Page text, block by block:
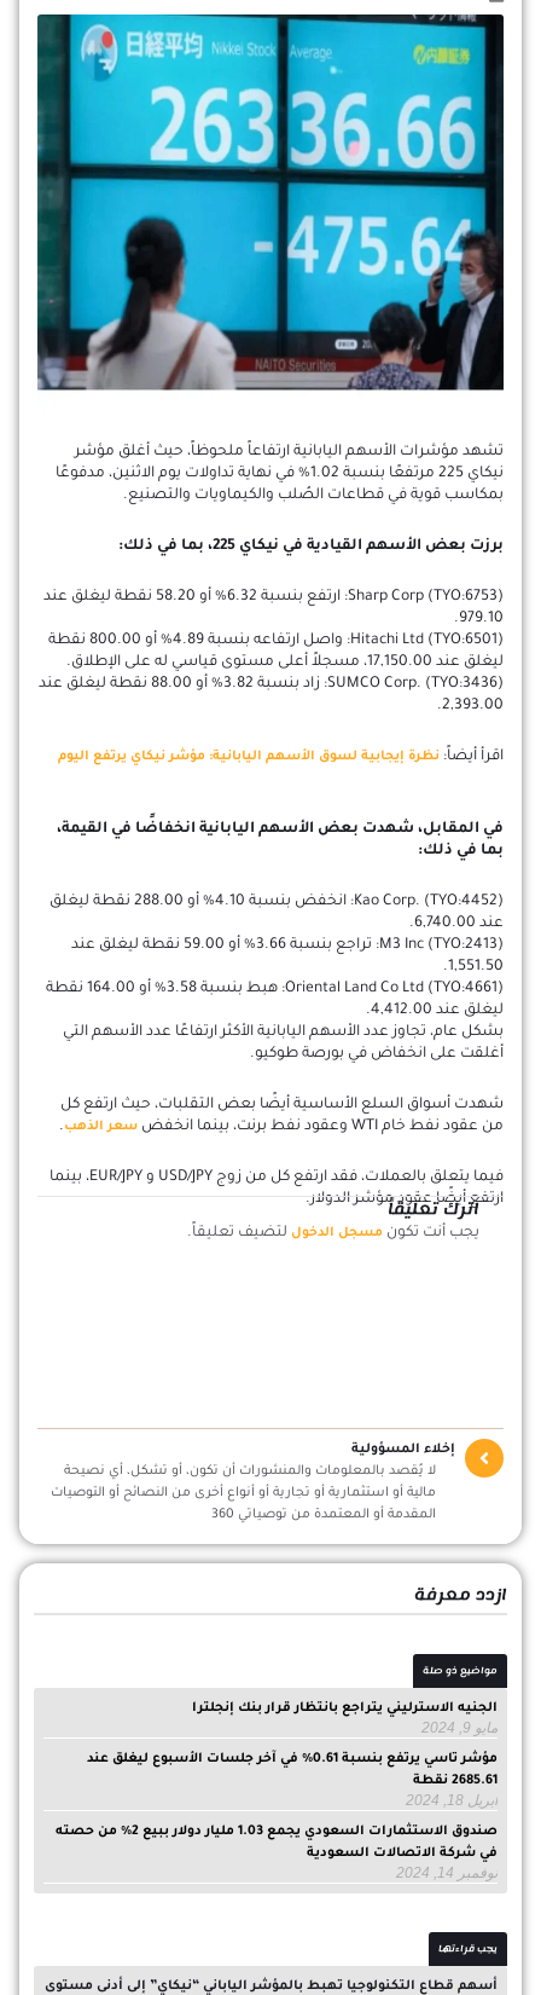
تشهد مؤشرات الأسهم اليابانية ارتفاعاً ملحوظاً، حيث أغلق مؤشر
نيكاي 225 مرتفعًا بنسبة 1.02% في نهاية تداولات يوم الاثنين، مدفوعًا
بمكاسب قوية في قطاعات الصُلب والكيماويات والتصنيع.
برزت بعض الأسهم القيادية في نيكاي 225، بما في ذلك:
Sharp Corp (TYO:6753): ارتفع بنسبة 6.32% أو 58.20 نقطة ليغلق عند
979.10.
Hitachi Ltd (TYO:6501): واصل ارتفاعه بنسبة 4.89% أو 800.00 نقطة
ليغلق عند 17,150.00، مسجلاً أعلى مستوى قياسي له على الإطلاق.
SUMCO Corp. (TYO:3436): زاد بنسبة 3.82% أو 88.00 نقطة ليغلق عند
2,393.00.
اقرأ أيضاً: نظرة إيجابية لسوق الأسهم اليابانية: مؤشر نيكاي يرتفع اليوم
في المقابل، شهدت بعض الأسهم اليابانية انخفاضًا في القيمة،
بما في ذلك:
Kao Corp. (TYO:4452): انخفض بنسبة 4.10% أو 288.00 نقطة ليغلق
عند 6,740.00.
M3 Inc (TYO:2413): تراجع بنسبة 3.66% أو 59.00 نقطة ليغلق عند
1,551.50.
Oriental Land Co Ltd (TYO:4661): هبط بنسبة 3.58% أو 164.00 نقطة
ليغلق عند 4,412.00.
بشكل عام، تجاوز عدد الأسهم اليابانية الأكثر ارتفاعًا عدد الأسهم التي
أغلقت على انخفاض في بورصة طوكيو.
شهدت أسواق السلع الأساسية أيضًا بعض التقلبات، حيث ارتفع كل
من عقود نفط خام WTI وعقود نفط برنت، بينما انخفض
سعر الذهب.
فيما يتعلق بالعملات، فقد ارتفع كل من زوج USD/JPY و EUR/JPY، بينما
ارتفع أيضًا عقود مؤشر الدولار.
اترك تعليقاً
يجب أنت تكون مسجل الدخول لتضيف تعليقاً.
إخلاء المسؤولية
لا يُقصد بالمعلومات والمنشورات أن تكون، أو تشكل، أي نصيحة
مالية أو استثمارية أو تجارية أو أنواع أخرى من النصائح أو التوصيات
المقدمة أو المعتمدة من توصياتي 360
ازدد معرفة
مواضيع ذو صلة
الجنيه الاسترليني يتراجع بانتظار قرار بنك إنجلترا
مايو 9, 2024
مؤشر تاسي يرتفع بنسبة 0.61% في آخر جلسات الأسبوع ليغلق عند
2685.61 نقطة
أبريل 18, 2024
صندوق الاستثمارات السعودي يجمع 1.03 مليار دولار ببيع 2% من حصته
في شركة الاتصالات السعودية
نوفمبر 14, 2024
يجب قراءتها
أسهم قطاع التكنولوجيا تهبط بالمؤشر الياباني “نيكاي” إلى أدنى مستوى